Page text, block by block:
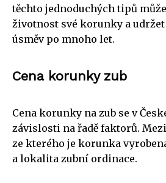
těchto jednoduchých tipů
životnost své korunky a
úsměv po mnoho let.
Cena korunky zub
Cena korunky na zub se v
závislosti na řadě faktorů.
ze kterého je korunka
a lokalita zubní ordinace.